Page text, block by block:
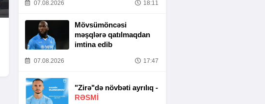
07.08.2026 18:11
Mövsümöncəsi
məşqlərə qatılmaqdan
imtina edib
07.08.2026 17:47
"Zirə"də növbəti ayrılıq -
RƏSMİ